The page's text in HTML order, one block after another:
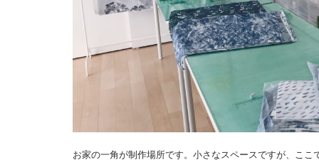
お家の一角が制作場所です。小さなスペースですが、こ